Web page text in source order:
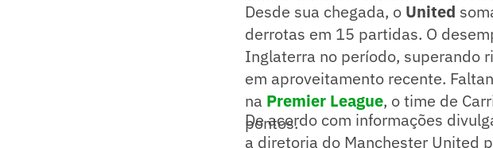
Desde sua chegada, o United
derrotas em 15 partidas. O
Inglaterra no período, superando
em aproveitamento recente.
na Premier League, o time de
pontos.
De acordo com informações
a diretoria do Manchester United